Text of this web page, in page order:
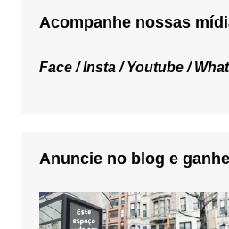
Acompanhe nossas
Face /Insta /Youtube /
Anuncie no blog e